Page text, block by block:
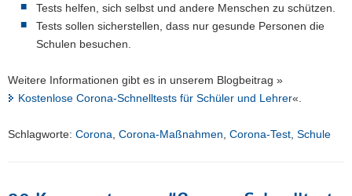
Tests helfen, sich selbst und andere Menschen zu schützen.
Tests sollen sicherstellen, dass nur gesunde Personen die
Schulen besuchen.
Weitere Informationen gibt es in unserem Blogbeitrag »
Kostenlose Corona-Schnelltests für Schüler und Lehrer«.
Schlagworte: Corona Corona-Maßnahmen Corona-Test Schule